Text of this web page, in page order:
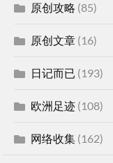
原创攻略 (85)
原创文章(16)
日记而已 (193)
欧洲足迹(108)
网络收集(162)